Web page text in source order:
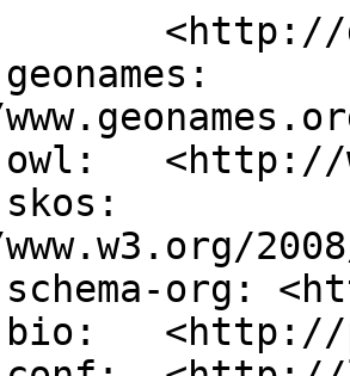
<http://
<http://
org:
bio: